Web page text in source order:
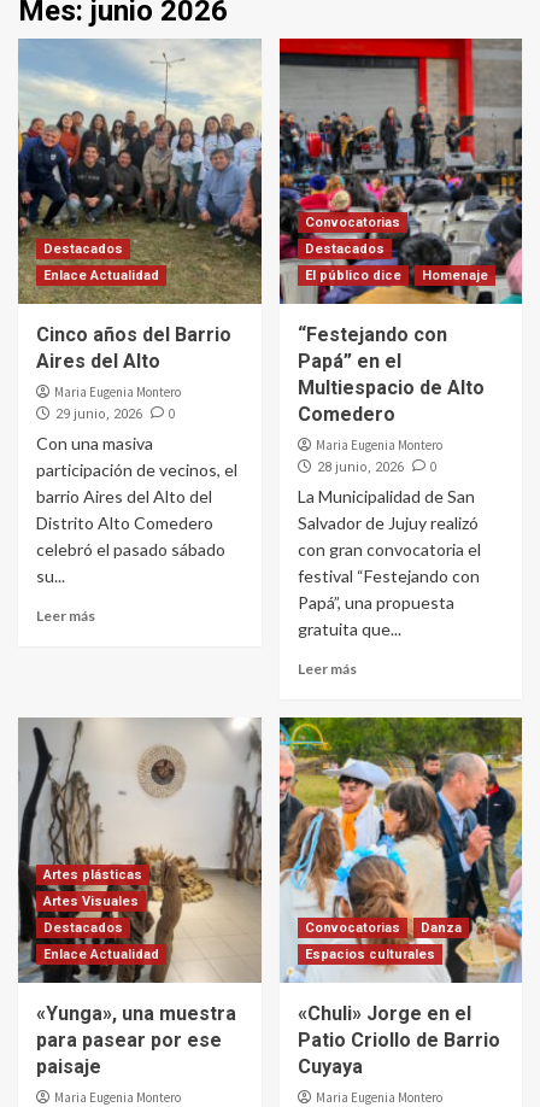
Mes: junio 2026
Destacados
Enlace Actualidad
Cinco años del Barrio
Aires del Alto
Maria Eugenia Montero
29 junio, 2026 0
Con una masiva
participación de vecinos, el
barrio Aires del Alto del
Distrito Alto Comedero
celebró el pasado sábado
su...
Leer más
Convocatorias
Destacados
El público dice
Homenaje
“Festejando con
Papá” en el
Multiespacio de Alto
Comedero
Maria Eugenia Montero
28 junio, 2026 0
La Municipalidad de San
Salvador de Jujuy realizó
con gran convocatoria el
festival “Festejando con
Papá”, una propuesta
gratuita que...
Leer más
Artes plásticas
Artes Visuales
Destacados
Enlace Actualidad
«Yunga», una muestra
para pasear por ese
paisaje
Maria Eugenia Montero
Convocatorias
Danza
Espacios culturales
«Chuli» Jorge en el
Patio Criollo de Barrio
Cuyaya
Maria Eugenia Montero